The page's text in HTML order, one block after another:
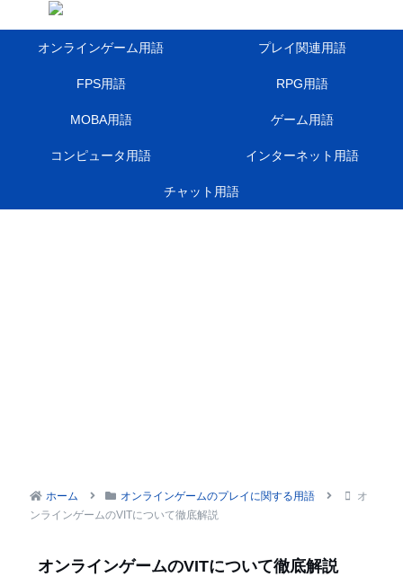
オンラインゲーム用語 プレイ関連用語
FPS用語 RPG用語
MOBA用語 ゲーム用語
コンピュータ用語 インターネット用語
チャット用語
ホーム オンラインゲームのプレイに関する用語
オ
ンラインゲームのVITについて徹底解説
オンラインゲームのVITについて徹底解説